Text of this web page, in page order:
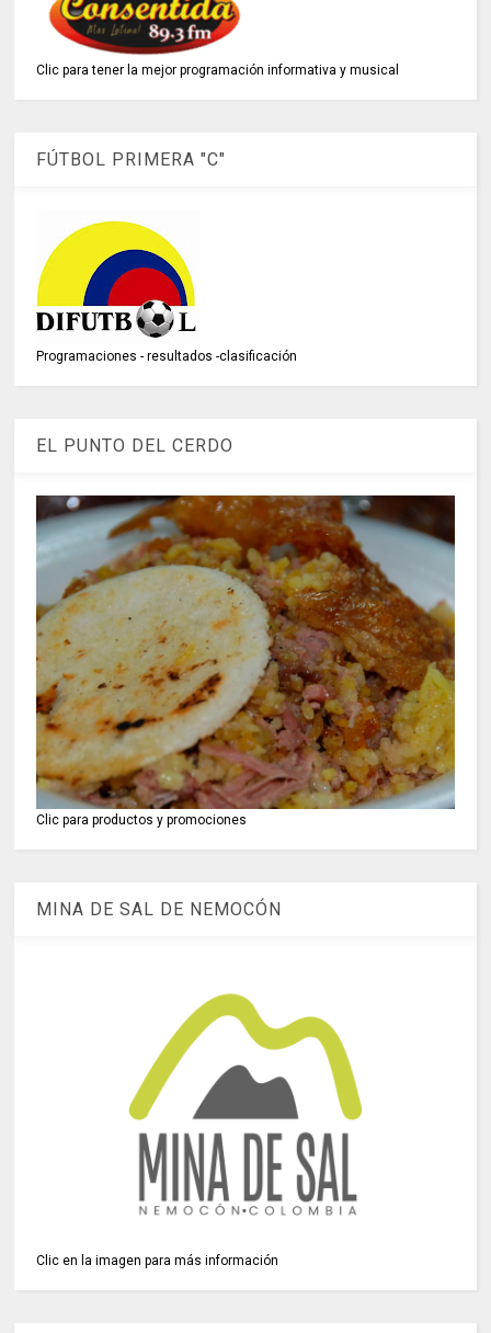
Clic para tener la mejor programación informativa y musical
FÚTBOL PRIMERA "C"
Programaciones - resultados -clasificación
EL PUNTO DEL CERDO
Clic para productos y promociones
MINA DE SAL DE NEMOCÓN
Clic en la imagen para más información